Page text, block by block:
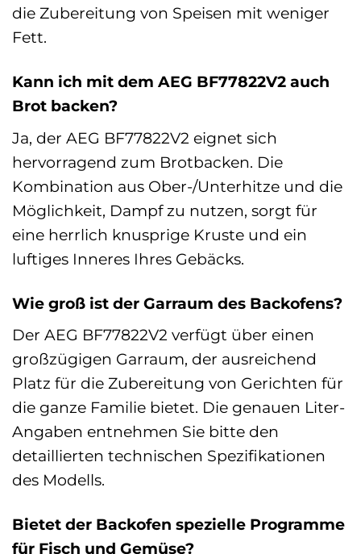
die Zubereitung von Speisen mit weniger
Fett.
Kann ich mit dem AEG BF77822V2 auch
Brot backen?
Ja, der AEG BF77822V2 eignet sich
hervorragend zum Brotbacken. Die
Kombination aus Ober-/Unterhitze und die
Möglichkeit, Dampf zu nutzen, sorgt für
eine herrlich knusprige Kruste und ein
luftiges Inneres Ihres Gebäcks.
Wie groß ist der Garraum des Backofens?
Der AEG BF77822V2 verfügt über einen
großzügigen Garraum, der ausreichend
Platz für die Zubereitung von Gerichten für
die ganze Familie bietet. Die genauen Liter-
Angaben entnehmen Sie bitte den
detaillierten technischen Spezifikationen
des Modells.
Bietet der Backofen spezielle Programme
für Fisch und Gemüse?